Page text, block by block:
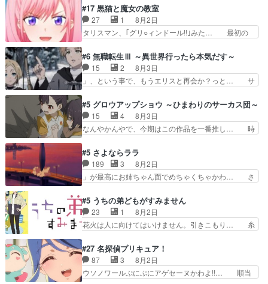
ゃわない？佐々木さんの優しさ… 先行で見た時よ
り2人のやり取りに癒しを感… ABEMA版の7〜8
話佐々木が実年齢以上…
か、こんな風に見えてるのかぁ。かける… 完全な
両片思いになりましたねぇ…OPとE… 余計な物
は描かず白く靄がかった小春ちゃん… 光も感じな
い完全な盲目なんやね…おめかし… 母役に能登さ
も描かれていて良かった本当… 股に海豚を挟み水
上バスでの会話を反芻…恋… OPEDとも無人バー
ジョンから主人公２人…
#17 黒猫と魔女の教室
27 1
8月2日
タリスマン、｢グリ○ィンドール!!｣みた… 最初の
ホントスピカが大好きだよね。ツン… 一等級ポテ
ンシャルのアリアちゃん可愛くて… そういや、ア
リアは能力は最上級のくせに、… とうとうアリア
と直接競う場がきたこれまで… 毎度ながらのスピ
マン趣味ダダ漏れで好き… 期末試験が始まろうと
しておりスピカは対策… 能力鑑定胸像タリスマン
氏容姿も評価してし…
#6 無職転生Ⅲ ～異世界行ったら本気だす～
15 2
8月3日
」、という事で、もうエリスと再会か？っと… サ
関係の清算が粛々と進められているサラ… サラと
の関係に対して完全に「昔の女」とし… ルーシー
にデレるルディが完全に親バカで微… サラとは会
ってほしいちゃんとした別れ方し… サラは未練0
キャラモヤモヤする別れ方だ… 役で出演させてい
ただきました！よろしくお… 毎クールメインヒロ
インを好きになっちゃう…
#5 グロウアップショウ ～ひまわりのサーカス団～
15 4
8月3日
なんやかんやで、今期はこの作品を一番推し… 時
愛すぎるな楠木ともりちゃんのね… デフォルメさ
れた表情が特に多かったのが印… 葵＆茜の回も良
きでした。あの証拠写真、ひ… 互いが互いのこと
を想っているのにすれ違っ… 第５話をｄアニメス
んと練習したい〟と言… 本当この作品は「キャ
ラ」を活かすのがうま… みずかちゃんの介入で双
子の仲にヒビが………
#5 さよならララ
189 3
8月2日
」が最高にお姉ちゃん面でめちゃくちゃかわ… さ
を振り切ってみんなに謝ったララの思い… 仕事に
馴染めない辺り観ていて苦しいところ… ララちゃ
んの事情はもう少し皆に話して良い… ララと茉里
とで初のアルバイト。七転八倒し… 労働するプリ
てケーキ食べて、帰りにカメ… ララが働く事での
てんやわんや。働いて大変… 地道に働き人と関わ
る日々の中に愛を見いだ…
#5 うちの弟どもがすみません
23 1
8月2日
花火は人に向けてはいけません。引きこもり… 糸
お名前を見たんだけどあの中村大樹さん… 糸ちゃ
んカッケー、色んな意味でwゲームが… 姉から性
的興奮覚えてないよね？なんて言わ… テーマ：引
きこもりの理由感想は、久しぶり… 元ゲーマーな
#27 名探偵プリキュア！
87 3
8月2日
ウソノワールぷにぷにアゲセーヌかわよ!!… 順当